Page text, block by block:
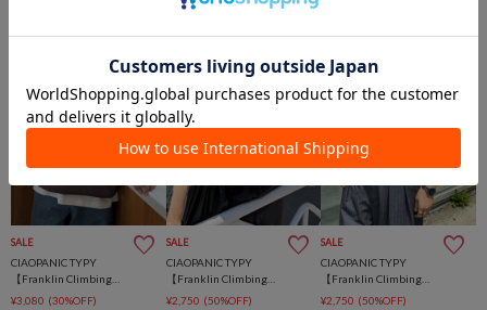
SALE
CIAOPANIC TYPY
¥3,080 (30%OFF)
SALE
CIAOPANIC TYPY
【Franklin Climbing】グラフィックバックロゴ半袖Tee
¥2,750 (50%OFF)
SALE
CIAOPANIC TYPY
¥2,750 (50%OFF)